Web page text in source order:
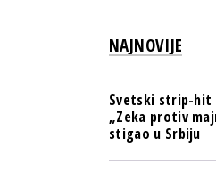
NAJNOVIJE
Svetski strip-hit
„Zeka protiv
stigao u Srbiju